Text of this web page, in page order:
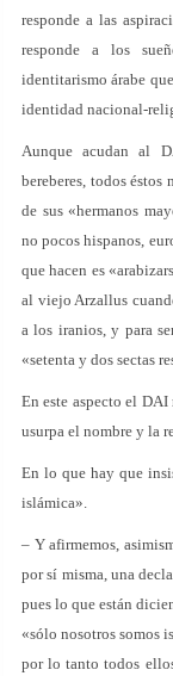
responde a las
responde a los
identitarismo árabe
identidad nacional-
Aunque acudan al
bereberes, todos éstos
de sus «hermanos
no pocos hispanos,
que hacen es
al viejo Arzallus
a los iranios, y para
«setenta y dos sectas
En este aspecto el
usurpa el nombre y la
En lo que hay que
islámica».
– Y afirmemos,
por sí misma, una
pues lo que están
«sólo nosotros somos
por lo tanto todos